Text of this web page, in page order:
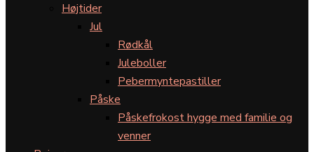
Højtider
Jul
Rødkål
Juleboller
Pebermyntepastiller
Påske
Påskefrokost hygge med familie og
venner